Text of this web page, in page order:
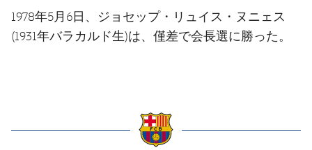
結果
スケジュール
順位表
PLUSICON
LABEL.ARIA.PLUS
1978年5月6日、ジョセップ・リュイス・ヌニェス
(1931年バラカルド生)は、僅差で会長選に勝った。